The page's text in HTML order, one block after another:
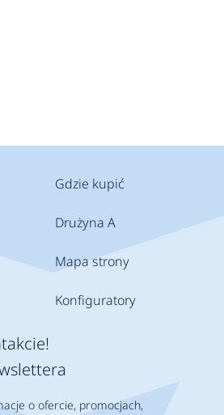
Gdzie kupić
Drużyna A
Mapa strony
Konfiguratory
o ofercie, promocjach,